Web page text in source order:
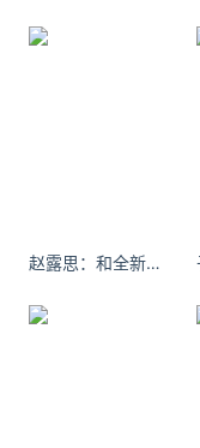
5、广告支持6、
https://
赵露思：和全新Maxi Chain包袋，组成了心动信号。